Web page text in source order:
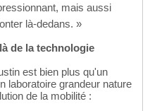
mais aussi
là-dedans. »
de la technologie
est bien plus qu'un
laboratoire grandeur nature
de la mobilité :